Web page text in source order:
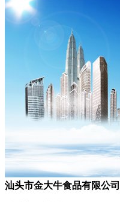
汕头市金大牛食品有限公司